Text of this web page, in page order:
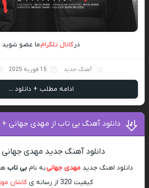
درکانال تلگرامما عضو شوید
آهنگ جدید 15 فوریه 2025
ادامه مطلب + دانلود ...
دانلود آهنگ بی تاب از مهدی جهانی
دانلود آهنگ جدید مهدی
دانلود اهنگ جدید مهدی جهانیبه نام بی تاب
کیفیت 320 از رسانه ی
کاشان